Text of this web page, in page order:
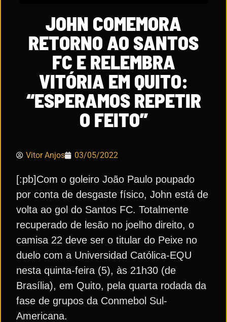
JOHN COMEMORA
RETORNO AO SANTOS
FC E RELEMBRA
VITÓRIA EM QUITO:
“ESPERAMOS REPETIR
O FEITO”
Vitor Anjos 03/05/2022
[:pb]Com o goleiro João Paulo poupado
por conta de desgaste físico, John está de
volta ao gol do Santos FC. Totalmente
recuperado de lesão no joelho direito, o
camisa 22 deve ser o titular do Peixe no
duelo com a Universidad Católica-EQU
nesta quinta-feira (5), às 21h30 (de
Brasília), em Quito, pela quarta rodada da
fase de grupos da Conmebol Sul-
Americana.